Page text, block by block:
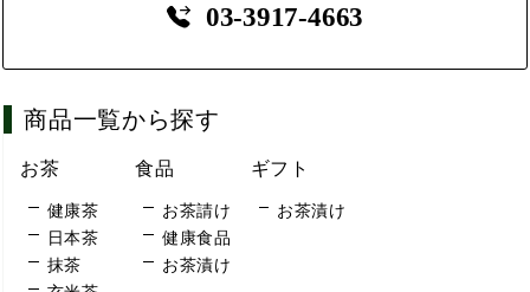
03-3917-4663
商品一覧から探す
お茶
健康茶
日本茶
抹茶
食品
お茶請け
健康食品
お茶漬け
ギフト
お茶漬け